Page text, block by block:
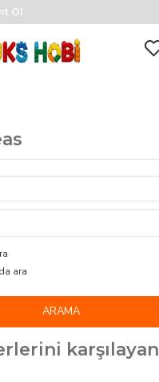
Ol
ara
ARAMA
karşılayan